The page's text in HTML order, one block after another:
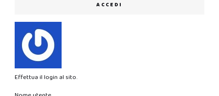
ACCEDI
Effettua il login al sito.